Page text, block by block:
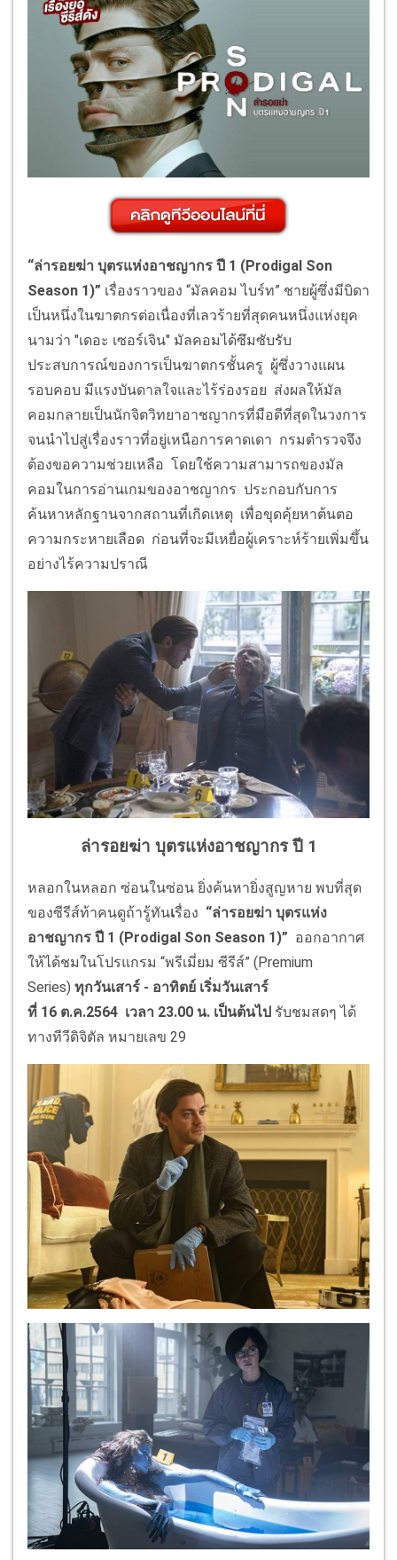
“ล่ารอยฆ่า บุตรแห่งอาชญากร ปี 1 (Prodigal Son
Season 1)” เรื่องราวของ “มัลคอม ไบร์ท” ชายผู้ซึ่งมีบิดา
เป็นหนึ่งในฆาตกรต่อเนื่องที่เลวร้ายที่สุดคนหนึ่งแห่งยุค
นามว่า "เดอะ เซอร์เจิน" มัลคอมได้ซึมซับรับ
ประสบการณ์ของการเป็นฆาตกรชั้นครู ผู้ซึ่งวางแผน
รอบคอบ มีแรงบันดาลใจและไร้ร่องรอย ส่งผลให้มัล
คอมกลายเป็นนักจิตวิทยาอาชญากรที่มือดีที่สุดในวงการ
จนนำไปสู่เรื่องราวที่อยู่เหนือการคาดเดา กรมตำรวจจึง
ต้องขอความช่วยเหลือ โดยใช้ความสามารถของมัล
คอมในการอ่านเกมของอาชญากร ประกอบกับการ
ค้นหาหลักฐานจากสถานที่เกิดเหตุ เพื่อขุดคุ้ยหาต้นตอ
ความกระหายเลือด ก่อนที่จะมีเหยื่อผู้เคราะห์ร้ายเพิ่มขึ้น
อย่างไร้ความปราณี
ล่ารอยฆ่า บุตรแห่งอาชญากร ปี 1
หลอกในหลอก ซ่อนในซ่อน ยิ่งค้นหายิ่งสูญหาย พบที่สุด
ของซีรีส์ท้าคนดูถ้ารู้ทันเรื่อง “ล่ารอยฆ่า บุตรแห่ง
อาชญากร ปี 1 (Prodigal Son Season 1)” ออกอากาศ
ให้ได้ชมในโปรแกรม “พรีเมี่ยม ซีรีส์” (Premium
Series) ทุกวันเสาร์ - อาทิตย์ เริ่มวันเสาร์
ที่ 16 ต.ค.2564 เวลา 23.00 น. เป็นต้นไป รับชมสดๆ ได้
ทางทีวีดิจิตัล หมายเลข 29